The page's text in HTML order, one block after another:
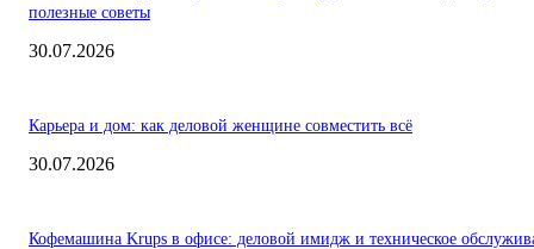
полезные советы
30.07.2026
Карьера и дом: как деловой женщине совместить всё
30.07.2026
Кофемашина Krups в офисе: деловой имидж и техническое